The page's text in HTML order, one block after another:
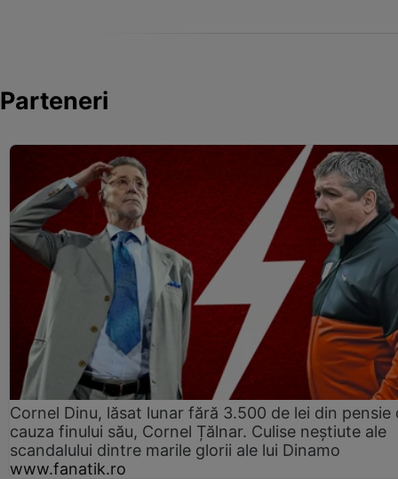
Parteneri
Cornel Dinu, lăsat lunar fără 3.500 de lei din pensie
cauza finului său, Cornel Țălnar. Culise neștiute ale
scandalului dintre marile glorii ale lui Dinamo
www.fanatik.ro